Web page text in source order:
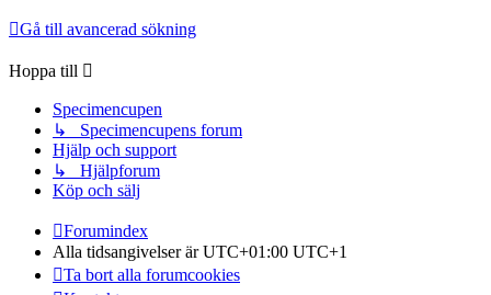
Gå till avancerad sökning
Hoppa till
Specimencupen
↳ Specimencupens forum
Hjälp och support
↳ Hjälpforum
Köp och sälj
Forumindex
Alla tidsangivelser är UTC+01:00 UTC+1
Ta bort alla forumcookies